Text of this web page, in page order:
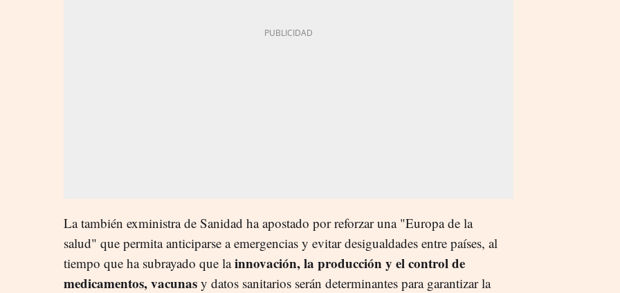
La también exministra de Sanidad ha apostado por reforzar una "Europa de la
salud" que permita anticiparse a emergencias y evitar desigualdades entre países, al
tiempo que ha subrayado que lainnovación, la producción y el control de
medicamentos, vacunas y datos sanitarios serán determinantes para garantizar la